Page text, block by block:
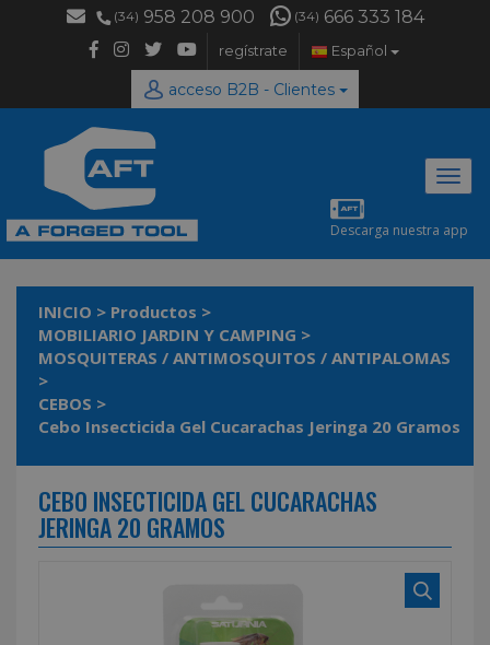
(34) 958 208 900 (34) 666 333 184
regístrate Español
acceso B2B - Clientes
Descarga nuestra app
INICIO > Productos >
MOBILIARIO JARDIN Y CAMPING >
MOSQUITERAS / ANTIMOSQUITOS / ANTIPALOMAS
>
CEBOS >
Cebo Insecticida Gel Cucarachas Jeringa 20 Gramos
CEBO INSECTICIDA GEL CUCARACHAS
JERINGA 20 GRAMOS